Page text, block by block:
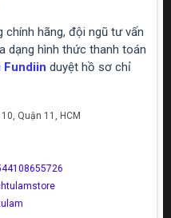
hãng, đội ngũ tư vấn
dạng hình thức thanh toán
Fundiin duyệt hồ sơ chỉ
Quận 11, HCM